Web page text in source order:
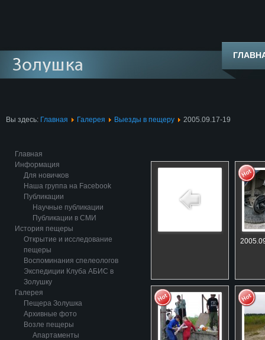
Вы здесь: Главная Галерея Выезды в пещеру 2005.09.17-19
Главная
Информация
Для новичков
Наша группа на Facebook
Публикации
Научные публикации
Публикации в СМИ
История пещеры
Открытие и исследование
пещеры
Воспоминания спелеологов
Экспедиции Клуба АБИС в
Золушку
Галерея
Пещера Золушка
Архивные фото
Возле пещеры
Апартаменты